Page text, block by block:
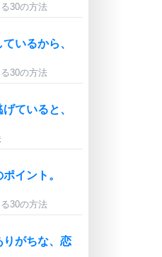
30の方法
いるから、
30の方法
ていると、
イント。
30の方法
りがちな、恋